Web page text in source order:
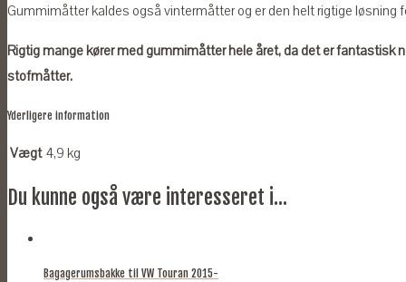
Gummimåtter kaldes også vintermåtter og er den helt rigtige løsning
Rigtig mange kører med gummimåtter hele året, da det er
stofmåtter.
Yderligere information
Vægt 4,9 kg
Du kunne også være interesseret i...
Bagagerumsbakke til VW Touran 2015-